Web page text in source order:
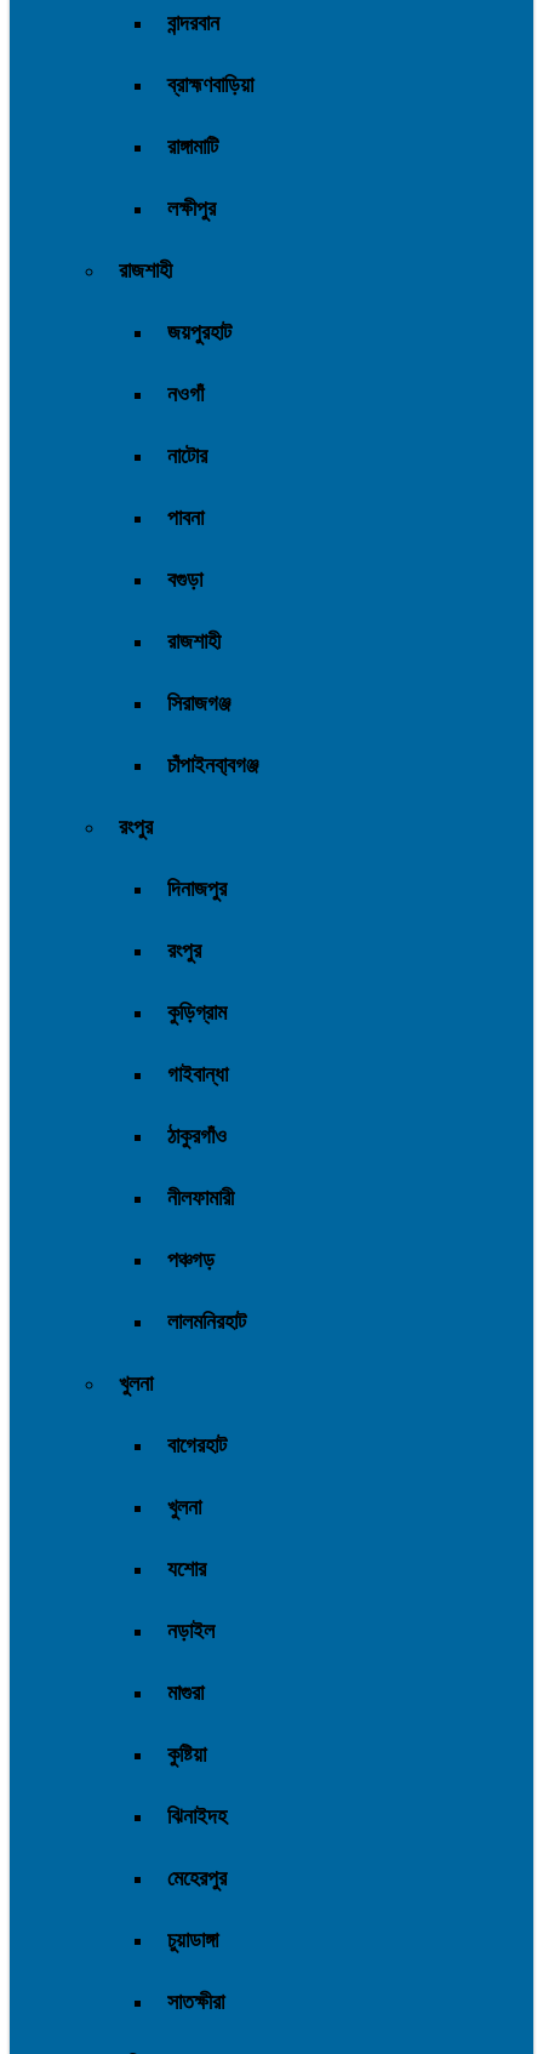
বান্দরবান
ব্রাহ্মণবাড়িয়া
রাঙ্গামাটি
লক্ষীপুর
রাজশাহী
জয়পুরহাট
নওগাঁ
নাটোর
পাবনা
বগুড়া
রাজশাহী
সিরাজগঞ্জ
চাঁপাইনবা্বগঞ্জ
রংপুর
দিনাজপুর
রংপুর
কুড়িগ্রাম
গাইবান্ধা
ঠাকুরগাঁও
নীলফামারী
পঞ্চগড়
লালমনিরহাট
খুলনা
বাগেরহাট
খুলনা
যশোর
নড়াইল
মাগুরা
কুষ্টিয়া
ঝিনাইদহ
মেহেরপুর
চুয়াডাঙ্গা
সাতক্ষীরা